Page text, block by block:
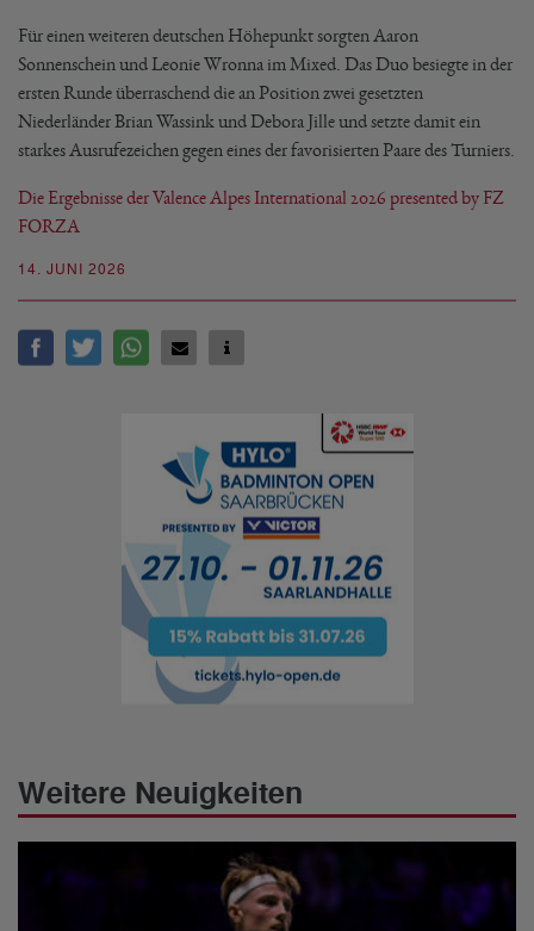
14. JUNI 2026
Für einen weiteren deutschen Höhepunkt sorgten Aaron
Sonnenschein und Leonie Wronna im Mixed. Das Duo besiegte in der
ersten Runde überraschend die an Position zwei gesetzten
Niederländer Brian Wassink und Debora Jille und setzte damit ein
starkes Ausrufezeichen gegen eines der favorisierten Paare des Turniers.
Die Ergebnisse der Valence Alpes International 2026 presented by FZ
FORZA
Weitere Neuigkeiten